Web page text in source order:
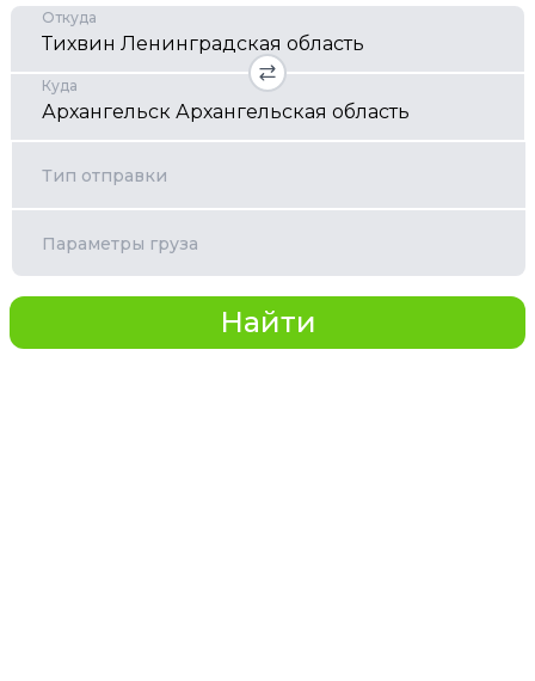
Откуда
Куда
Тип отправки
Параметры груза
Найти